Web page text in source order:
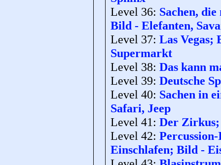
Level 36: Sachen,
Bild - Elefanten,
Level 37: Las Vegas;
Supermarkt
Level 38: Das kann
Level 39: Deutsche
Level 40: Sachen in
Safari, Jeep
Level 41: Der Zirkus;
Level 42:
Einschlafen; Bild -